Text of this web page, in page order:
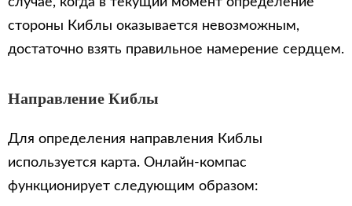
стороны Киблы оказывается невозможным,
достаточно взять правильное намерение сердцем.
Направление Киблы
Для определения направления Киблы
используется карта. Онлайн-компас
функционирует следующим образом: